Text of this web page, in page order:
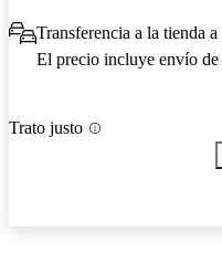
Transferencia a la tienda
El precio incluye envío de
Trato justo